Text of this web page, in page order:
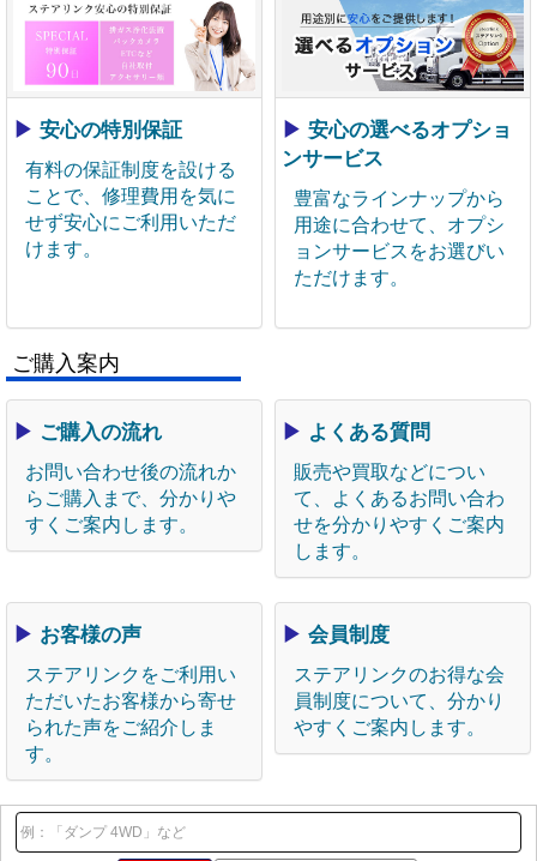
▶ 安心の特別保証
有料の保証制度を設ける
ことで、修理費用を気に
せず安心にご利用いただ
けます。
▶ 安心の選べるオプショ
ンサービス
豊富なラインナップから
用途に合わせて、オプシ
ョンサービスをお選びい
ただけます。
ご購入案内
▶ ご購入の流れ
お問い合わせ後の流れか
らご購入まで、分かりや
すくご案内します。
▶ よくある質問
販売や買取などについ
て、よくあるお問い合わ
せを分かりやすくご案内
します。
▶ お客様の声
ステアリンクをご利用い
ただいたお客様から寄せ
られた声をご紹介しま
す。
▶ 会員制度
ステアリンクのお得な会
員制度について、分かり
やすくご案内します。